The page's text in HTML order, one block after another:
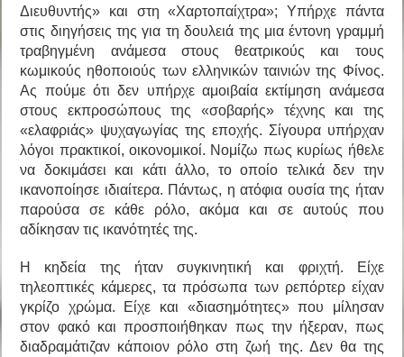
Διευθυντής» και στη «Χαρτοπαίχτρα»; Υπήρχε πάντα
στις διηγήσεις της για τη δουλειά της μια έντονη γραμμή
τραβηγμένη ανάμεσα στους θεατρικούς και τους
κωμικούς ηθοποιούς των ελληνικών ταινιών της Φίνος.
Ας πούμε ότι δεν υπήρχε αμοιβαία εκτίμηση ανάμεσα
στους εκπροσώπους της «σοβαρής» τέχνης και της
«ελαφριάς» ψυχαγωγίας της εποχής. Σίγουρα υπήρχαν
λόγοι πρακτικοί, οικονομικοί. Νομίζω πως κυρίως ήθελε
να δοκιμάσει και κάτι άλλο, το οποίο τελικά δεν την
ικανοποίησε ιδιαίτερα. Πάντως, η ατόφια ουσία της ήταν
παρούσα σε κάθε ρόλο, ακόμα και σε αυτούς που
αδίκησαν τις ικανότητές της.
Η κηδεία της ήταν συγκινητική και φριχτή. Είχε
τηλεοπτικές κάμερες, τα πρόσωπα των ρεπόρτερ είχαν
γκρίζο χρώμα. Είχε και «διασημότητες» που μίλησαν
στον φακό και προσποιήθηκαν πως την ήξεραν, πως
διαδραμάτιζαν κάποιον ρόλο στη ζωή της. Δεν θα της